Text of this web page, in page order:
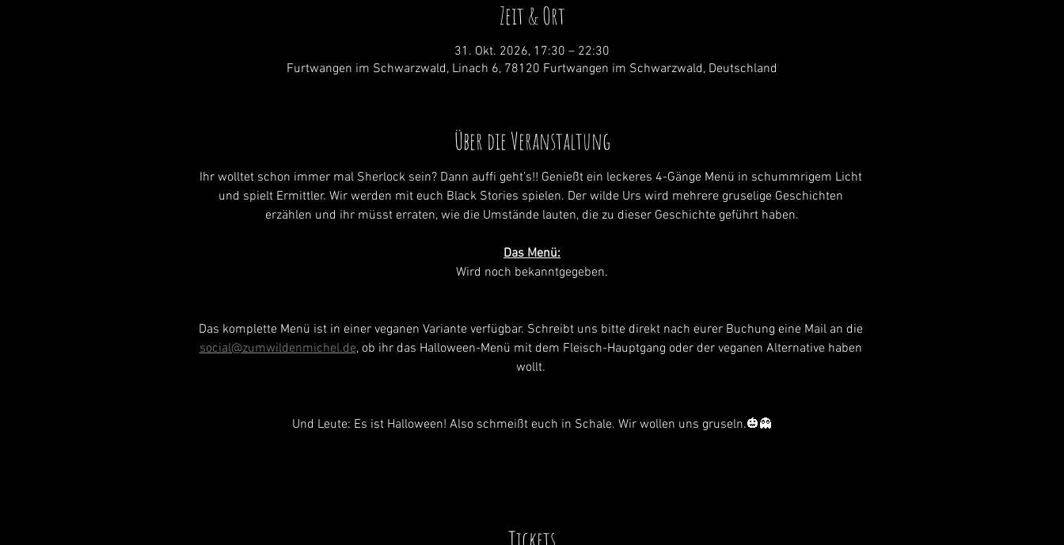
Zeit & Ort
31. Okt. 2026, 17:30 – 22:30
Furtwangen im Schwarzwald, Linach 6, 78120 Furtwangen im Schwarzwald, Deutschland
Über die Veranstaltung
Ihr wolltet schon immer mal Sherlock sein? Dann auffi geht’s!! Genießt ein leckeres 4-Gänge Menü in schummrigem Licht
und spielt Ermittler. Wir werden mit euch Black Stories spielen. Der wilde Urs wird mehrere gruselige Geschichten
erzählen und ihr müsst erraten, wie die Umstände lauten, die zu dieser Geschichte geführt haben.
Das Menü:
Wird noch bekanntgegeben.
Das komplette Menü ist in einer veganen Variante verfügbar. Schreibt uns bitte direkt nach eurer Buchung eine Mail an die
social@zumwildenmichel.de, ob ihr das Halloween-Menü mit dem Fleisch-Hauptgang oder der veganen Alternative haben
wollt.
Und Leute: Es ist Halloween! Also schmeißt euch in Schale. Wir wollen uns gruseln.🎃👻